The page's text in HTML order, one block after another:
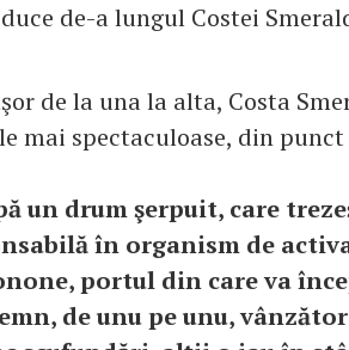
de-a lungul Costei
de la una la alta, Costa
mai spectaculoase, din
un drum şerpuit, care
în organism de
portul din care va
de unu pe unu,